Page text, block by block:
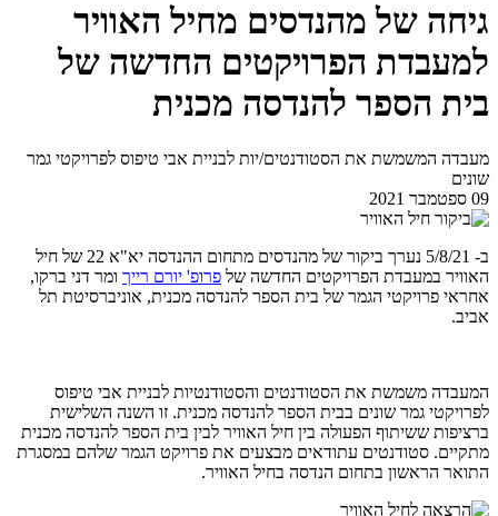
גיחה של מהנדסים מחיל האוויר
למעבדת הפרויקטים החדשה של
בית הספר להנדסה מכנית
מעבדה המשמשת את הסטודנטים/יות לבניית אבי טיפוס לפרויקטי גמר
שונים
09 ספטמבר 2021
ב- 5/8/21 נערך ביקור של מהנדסים מתחום ההנדסה יא"א 22 של חיל
האוויר במעבדת הפרויקטים החדשה של פרופ' יורם רייך ומר דני ברקו,
אחראי פרויקטי הגמר של בית הספר להנדסה מכנית, אוניברסיטת תל
אביב.
המעבדה משמשת את הסטודנטים והסטודנטיות לבניית אבי טיפוס
לפרויקטי גמר שונים בבית הספר להנדסה מכנית. זו השנה השלישית
ברציפות ששיתוף הפעולה בין חיל האוויר לבין בית הספר להנדסה מכנית
מתקיים. סטודנטים עתודאים מבצעים את פרויקט הגמר שלהם במסגרת
התואר הראשון בתחום הנדסה בחיל האוויר.